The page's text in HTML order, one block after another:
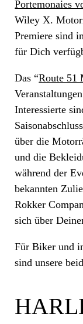
Portemonaies
Wiley X.
Premiere sind
für Dich
Das “Route 51
Interessierte
über die
und die
während der
bekannten
Rokker
sich über
Für Biker und
sind unsere